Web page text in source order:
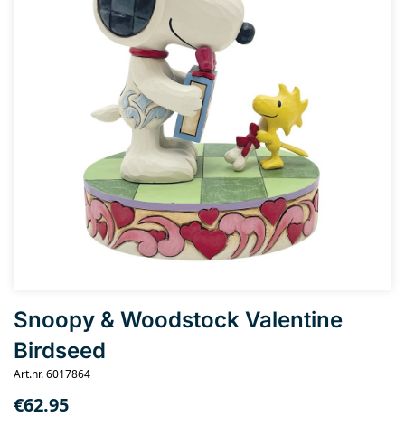
Snoopy & Woodstock Valentine
Birdseed
Art.nr. 6017864
€62.95